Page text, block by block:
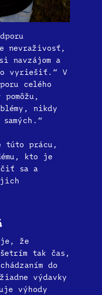
nevraživosť,
navzájom a
vyriešiť.“ V
celého
nikdy
túto prácu,
kto je
sa a
je, že
tak čas,
do
výdavky
výhody